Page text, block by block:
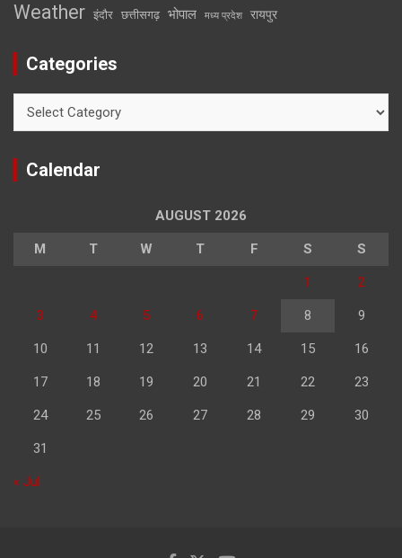
Weather इंदौर छत्तीसगढ़ भोपाल मध्य प्रदेश रायपुर
Categories
Calendar
AUGUST 2026
M T W T F S S
1 2
3 4 5 6 7 8 9
10 11 12 13 14 15 16
17 18 19 20 21 22 23
24 25 26 27 28 29 30
31
« Jul